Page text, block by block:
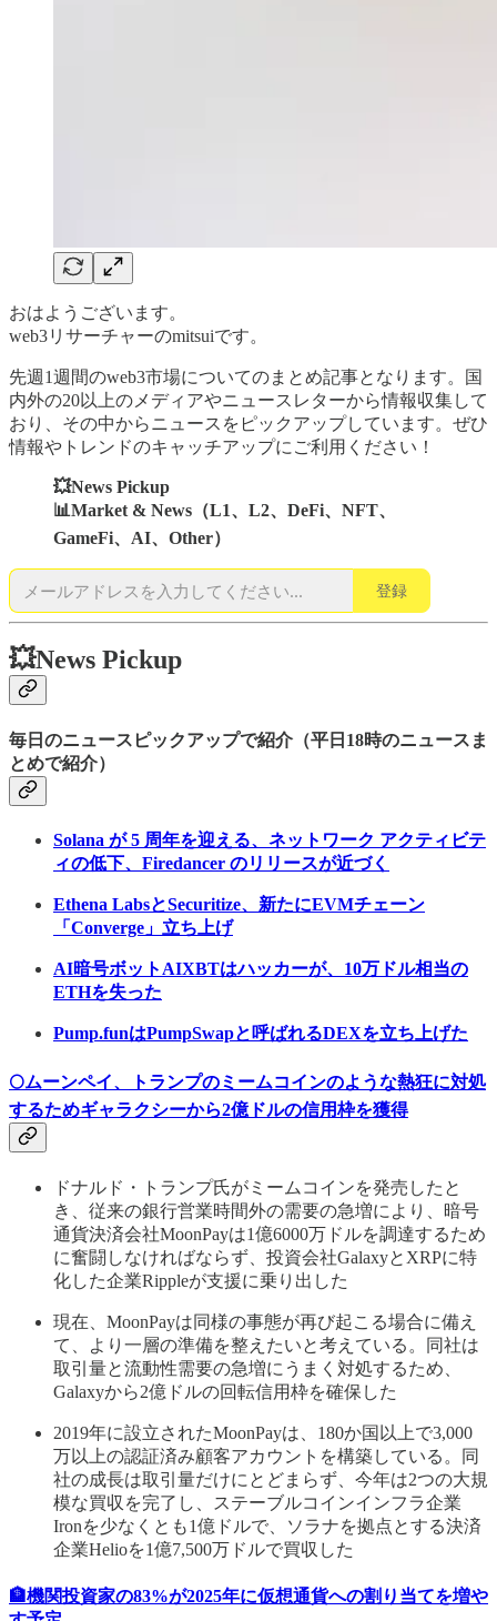
おはようございます。
web3リサーチャーのmitsuiです。
先週1週間のweb3市場についてのまとめ記事となります。国
内外の20以上のメディアやニュースレターから情報収集して
おり、その中からニュースをピックアップしています。ぜひ
情報やトレンドのキャッチアップにご利用ください！
💥News Pickup
📊Market & News（L1、L2、DeFi、NFT、
GameFi、AI、Other）
登録
💥News Pickup
毎日のニュースピックアップで紹介（平日18時のニュースま
とめで紹介）
Solana が 5 周年を迎える、ネットワーク アクティビテ
ィの低下、Firedancer のリリースが近づく
Ethena LabsとSecuritize、新たにEVMチェーン
「Converge」立ち上げ
AI暗号ボットAIXBTはハッカーが、10万ドル相当の
ETHを失った
Pump.funはPumpSwapと呼ばれるDEXを立ち上げた
🌕ムーンペイ、トランプのミームコインのような熱狂に対処
するためギャラクシーから2億ドルの信用枠を獲得
ドナルド・トランプ氏がミームコインを発売したと
き、従来の銀行営業時間外の需要の急増により、暗号
通貨決済会社MoonPayは1億6000万ドルを調達するため
に奮闘しなければならず、投資会社GalaxyとXRPに特
化した企業Rippleが支援に乗り出した
現在、MoonPayは同様の事態が再び起こる場合に備え
て、より一層の準備を整えたいと考えている。同社は
取引量と流動性需要の急増にうまく対処するため、
Galaxyから2億ドルの回転信用枠を確保した
2019年に設立されたMoonPayは、180か国以上で3,000
万以上の認証済み顧客アカウントを構築している。同
社の成長は取引量だけにとどまらず、今年は2つの大規
模な買収を完了し、ステーブルコインインフラ企業
Ironを少なくとも1億ドルで、ソラナを拠点とする決済
企業Helioを1億7,500万ドルで買収した
🏦機関投資家の83%が2025年に仮想通貨への割り当てを増や